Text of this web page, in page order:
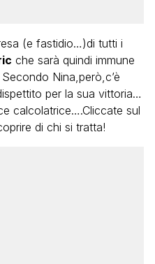
(e fastidio…)di tutti i
che sarà quindi immune
Nina,però,c’è
per la sua vittoria…
calcolatrice….Cliccate sul
di chi si tratta!